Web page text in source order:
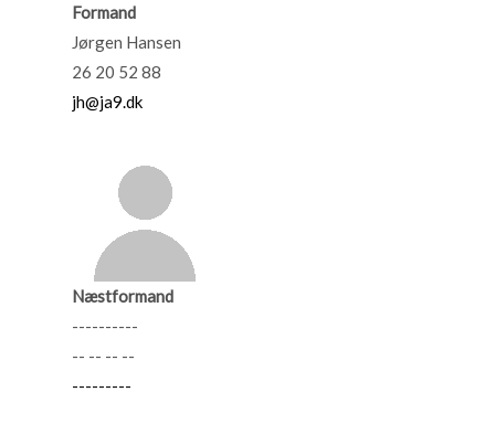
Formand
Jørgen Hansen
26 20 52 88
jh@ja9.dk
Næstformand
----------
-- -- -- --
---------